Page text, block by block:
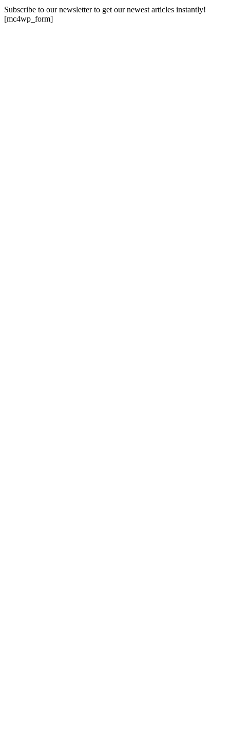
Subscribe to our newsletter to get our newest articles instantly!
[mc4wp_form]